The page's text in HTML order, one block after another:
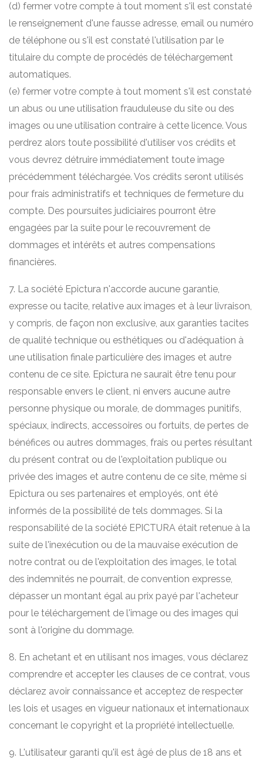
(d) fermer votre compte à tout moment s'il est constaté
le renseignement d'une fausse adresse, email ou numéro
de téléphone ou s'il est constaté l'utilisation par le
titulaire du compte de procédés de téléchargement
automatiques.
(e) fermer votre compte à tout moment s'il est constaté
un abus ou une utilisation frauduleuse du site ou des
images ou une utilisation contraire à cette licence. Vous
perdrez alors toute possibilité d'utiliser vos crédits et
vous devrez détruire immédiatement toute image
précédemment téléchargée. Vos crédits seront utilisés
pour frais administratifs et techniques de fermeture du
compte. Des poursuites judiciaires pourront être
engagées par la suite pour le recouvrement de
dommages et intérêts et autres compensations
financières.
7. La société Epictura n'accorde aucune garantie,
expresse ou tacite, relative aux images et à leur livraison,
y compris, de façon non exclusive, aux garanties tacites
de qualité technique ou esthétiques ou d'adéquation à
une utilisation finale particulière des images et autre
contenu de ce site. Epictura ne saurait être tenu pour
responsable envers le client, ni envers aucune autre
personne physique ou morale, de dommages punitifs,
spéciaux, indirects, accessoires ou fortuits, de pertes de
bénéfices ou autres dommages, frais ou pertes résultant
du présent contrat ou de l'exploitation publique ou
privée des images et autre contenu de ce site, même si
Epictura ou ses partenaires et employés, ont été
informés de la possibilité de tels dommages. Si la
responsabilité de la société EPICTURA était retenue à la
suite de l'inexécution ou de la mauvaise exécution de
notre contrat ou de l'exploitation des images, le total
des indemnités ne pourrait, de convention expresse,
dépasser un montant égal au prix payé par l'acheteur
pour le téléchargement de l'image ou des images qui
sont à l'origine du dommage.
8. En achetant et en utilisant nos images, vous déclarez
comprendre et accepter les clauses de ce contrat, vous
déclarez avoir connaissance et acceptez de respecter
les lois et usages en vigueur nationaux et internationaux
concernant le copyright et la propriété intellectuelle.
9. L'utilisateur garanti qu'il est âgé de plus de 18 ans et